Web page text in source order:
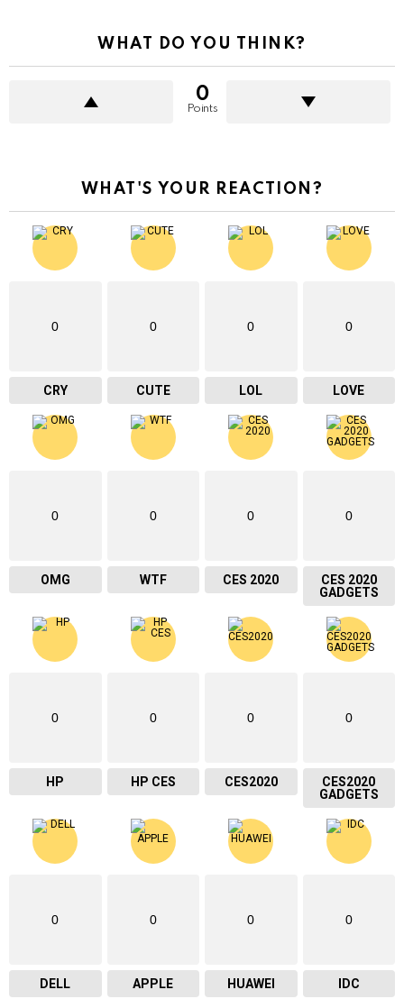
WHAT DO YOU THINK?
0
Points
WHAT'S YOUR REACTION?
0
CRY
0
CUTE
0
LOL
0
LOVE
0
OMG
0
WTF
0
CES 2020
0
CES 2020
GADGETS
0
HP
0
HP CES
0
CES2020
0
CES2020
GADGETS
0
DELL
0
APPLE
0
HUAWEI
0
IDC